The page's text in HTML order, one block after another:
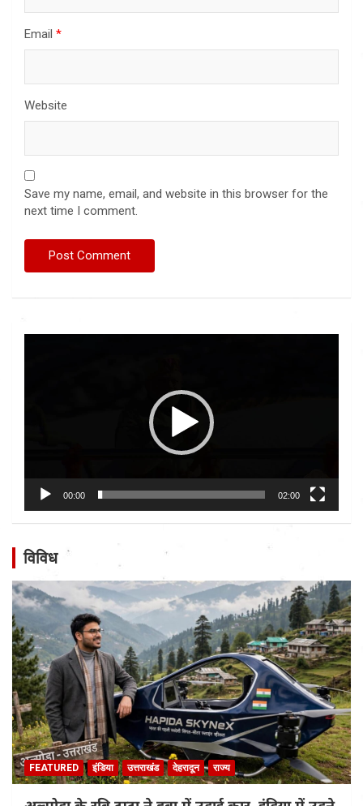
Email *
Website
Save my name, email, and website in this browser for the
next time I comment.
00:00 02:00
विविध
FEATURED इंडिया उत्तराखंड देहरादून राज्य